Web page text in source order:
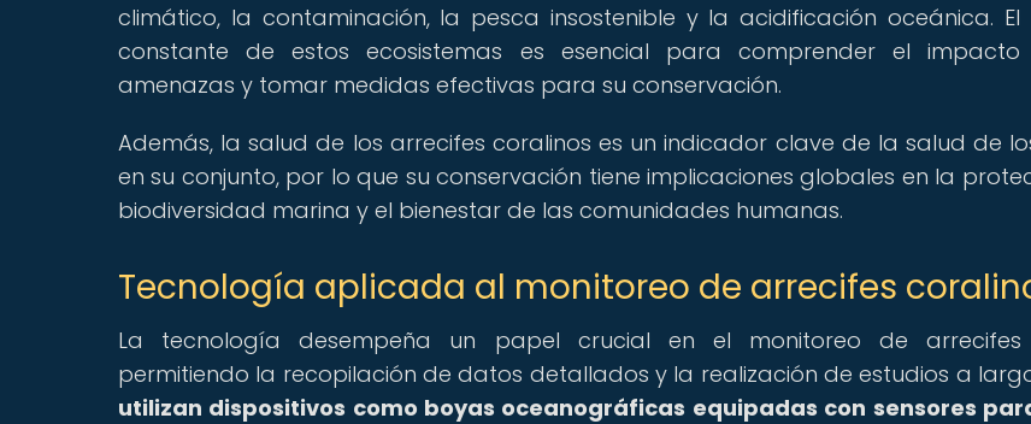
climático, la contaminación, la pesca insostenible y la acidificación oceánica. El
constante de estos ecosistemas es esencial para comprender el
amenazas y tomar medidas efectivas para su conservación.
Además, la salud de los arrecifes coralinos es un indicador clave de la salud de
en su conjunto, por lo que su conservación tiene implicaciones globales en la
biodiversidad marina y el bienestar de las comunidades humanas.
Tecnología aplicada al monitoreo de arrecifes
La tecnología desempeña un papel crucial en el monitoreo de arrecifes
permitiendo la recopilación de datos detallados y la realización de estudios a
utilizan dispositivos como boyas oceanográficas equipadas con sensores